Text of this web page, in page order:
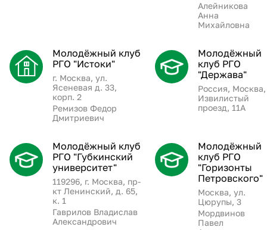
Алейникова
Анна
Михайловна
Молодёжный клуб
РГО "Истоки"
г. Москва, ул.
Ясеневая д. 33,
корп. 2
Ремизов Федор
Дмитриевич
Молодёжный
клуб РГО
"Держава"
Россия, Москва,
Извилистый
проезд, 11А
Молодёжный клуб
РГО "Губкинский
университет"
119296, г. Москва, пр-
кт Ленинский, д. 65,
к. 1
Гаврилов Владислав
Александрович
Молодёжный
клуб РГО
"Горизонты
Петровского"
Москва, ул.
Цюрупы, 3
Мордвинов
Павел